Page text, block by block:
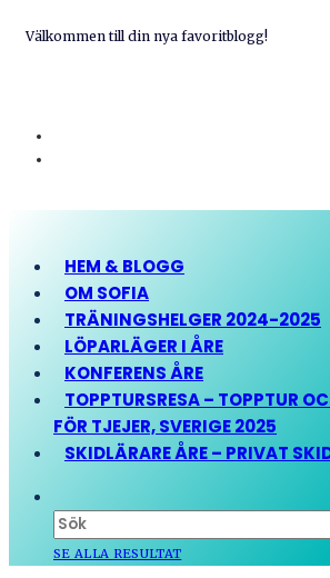
Välkommen till din nya favoritblogg!
HEM & BLOGG
OM SOFIA
TRÄNINGSHELGER 2024-2025
LÖPARLÄGER I ÅRE
KONFERENS ÅRE
TOPPTURSRESA – TOPPTUR
FÖR TJEJER, SVERIGE 2025
SKIDLÄRARE ÅRE – PRIVAT
SE ALLA RESULTAT